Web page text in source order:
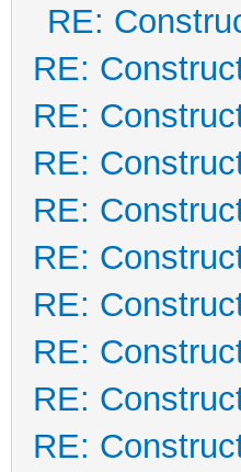
RE:
RE:
RE:
RE:
RE:
RE:
RE:
RE:
RE:
RE: